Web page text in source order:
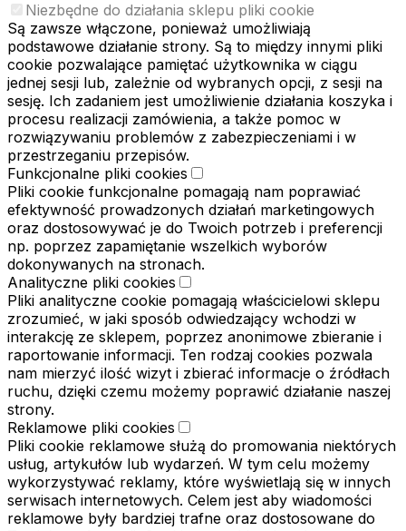
Niezbędne do działania sklepu pliki cookie
Są zawsze włączone, ponieważ umożliwiają
podstawowe działanie strony. Są to między innymi pliki
cookie pozwalające pamiętać użytkownika w ciągu
jednej sesji lub, zależnie od wybranych opcji, z sesji na
sesję. Ich zadaniem jest umożliwienie działania koszyka i
procesu realizacji zamówienia, a także pomoc w
rozwiązywaniu problemów z zabezpieczeniami i w
przestrzeganiu przepisów.
Funkcjonalne pliki cookies
Pliki cookie funkcjonalne pomagają nam poprawiać
efektywność prowadzonych działań marketingowych
oraz dostosowywać je do Twoich potrzeb i preferencji
np. poprzez zapamiętanie wszelkich wyborów
dokonywanych na stronach.
Analityczne pliki cookies
Pliki analityczne cookie pomagają właścicielowi sklepu
zrozumieć, w jaki sposób odwiedzający wchodzi w
interakcję ze sklepem, poprzez anonimowe zbieranie i
raportowanie informacji. Ten rodzaj cookies pozwala
nam mierzyć ilość wizyt i zbierać informacje o źródłach
ruchu, dzięki czemu możemy poprawić działanie naszej
strony.
Reklamowe pliki cookies
Pliki cookie reklamowe służą do promowania niektórych
usług, artykułów lub wydarzeń. W tym celu możemy
wykorzystywać reklamy, które wyświetlają się w innych
serwisach internetowych. Celem jest aby wiadomości
reklamowe były bardziej trafne oraz dostosowane do